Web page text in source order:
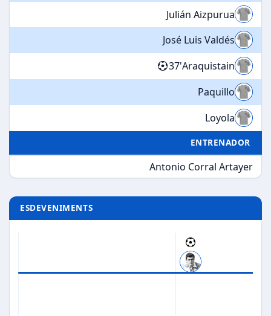
Julián Aizpurua
José Luis Valdés
37'Araquistain
Paquillo
Loyola
ENTRENADOR
Antonio Corral Artayer
ESDEVENIMENTS